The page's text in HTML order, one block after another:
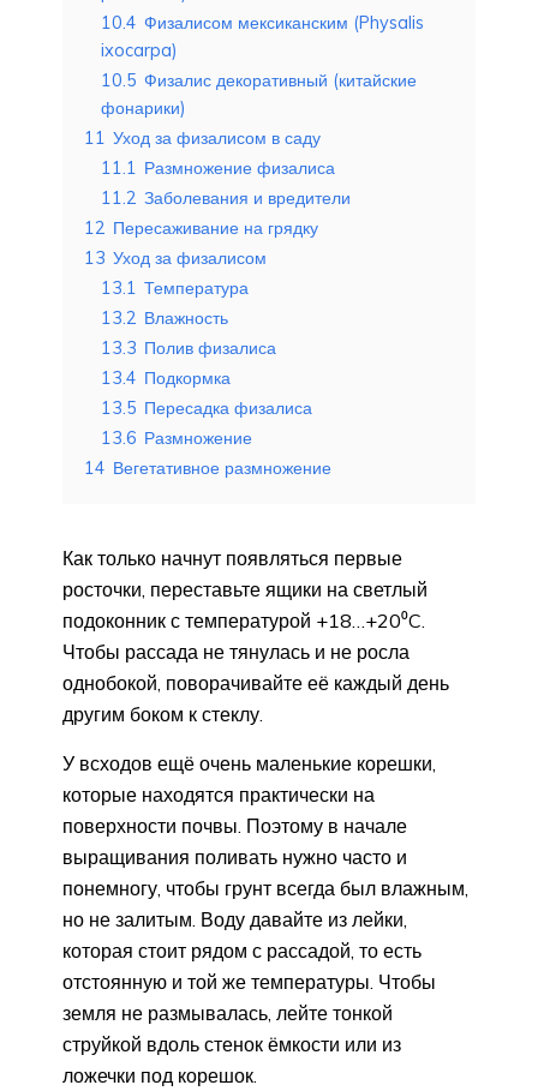
10.4 Физалисом мексиканским (Physalis
ixocarpa)
10.5 Физалис декоративный (китайские
фонарики)
11 Уход за физалисом в саду
11.1 Размножение физалиса
11.2 Заболевания и вредители
12 Пересаживание на грядку
13 Уход за физалисом
13.1 Температура
13.2 Влажность
13.3 Полив физалиса
13.4 Подкормка
13.5 Пересадка физалиса
13.6 Размножение
14 Вегетативное размножение
Как только начнут появляться первые
росточки, переставьте ящики на светлый
подоконник с температурой +18…+20⁰C.
Чтобы рассада не тянулась и не росла
однобокой, поворачивайте её каждый день
другим боком к стеклу.
У всходов ещё очень маленькие корешки,
которые находятся практически на
поверхности почвы. Поэтому в начале
выращивания поливать нужно часто и
понемногу, чтобы грунт всегда был влажным,
но не залитым. Воду давайте из лейки,
которая стоит рядом с рассадой, то есть
отстоянную и той же температуры. Чтобы
земля не размывалась, лейте тонкой
струйкой вдоль стенок ёмкости или из
ложечки под корешок.